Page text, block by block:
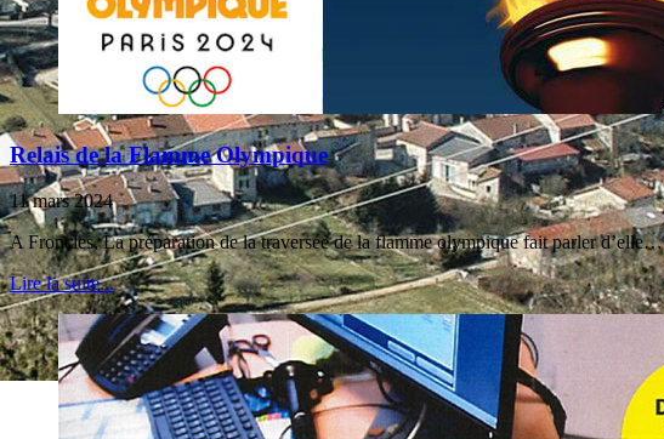
Relais de la Flamme Olympique
11 mars 2024
A Froncles, La préparation de la traversée de la flamme olympique fait parler d’elle…
Lire la suite...